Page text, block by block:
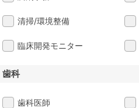
清掃/環境整備
臨床開発モニター
歯科
歯科医師